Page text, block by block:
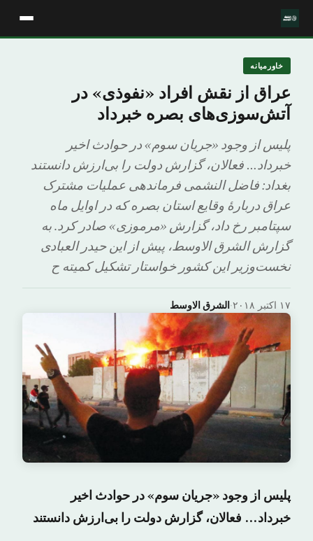
خاورمیانه
عراق از نقش افراد «نفوذی» در
آتش‌سوزی‌های بصره خبرداد
پلیس از وجود «جریان سوم» در حوادث اخیر
خبرداد… فعالان، گزارش دولت را بی‌ارزش دانستند
بغداد: فاضل النشمی فرماندهی عملیات مشترک
عراق دربارهٔ وقایع استان بصره که در اوایل ماه
سپتامبر رخ داد، گزارش «مرموزی» صادر کرد. به
گزارش الشرق الاوسط، پیش از این حیدر العبادی
نخست‌وزیر این کشور خواستار تشکیل کمیته ح
الشرق الاوسط· ۱۷ اکتبر ۲۰۱۸
پلیس از وجود «جریان سوم» در حوادث اخیر
خبرداد… فعالان، گزارش دولت را بی‌ارزش دانستند